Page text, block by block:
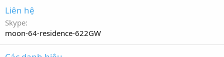
Liên hệ
Skype
moon-64-residence-622GW